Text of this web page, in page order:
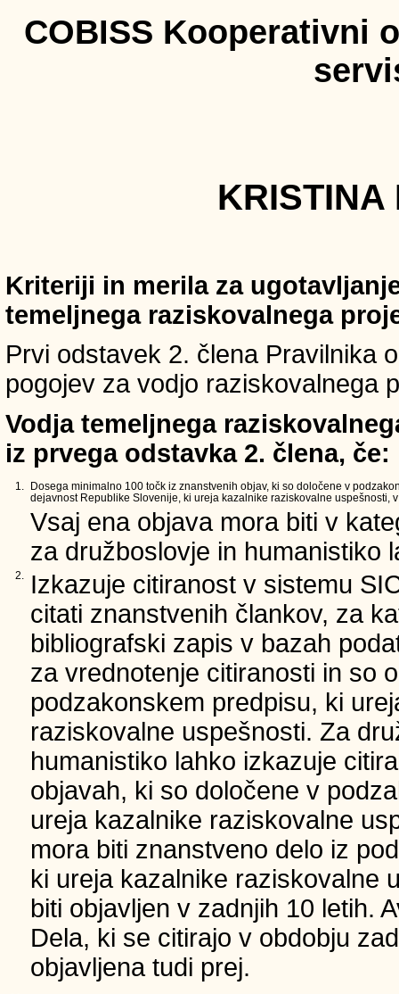
COBISS Kooperativni
KRISTINA
Kriteriji in merila za
temeljnega raziskovalnega
Prvi odstavek 2. člena Pravilnika
pogojev za vodjo raziskovalnega
Vodja temeljnega
iz prvega odstavka 2. člena, če:
1.
Dosega minimalno 100 točk iz znanstvenih objav, ki so določene v
dejavnost Republike Slovenije, ki ureja kazalnike raziskovalne uspešnosti,
Vsaj ena objava mora biti v
za družboslovje in humanistiko
2.
Izkazuje citiranost v sistemu
citati znanstvenih člankov, za
bibliografski zapis v bazah
za vrednotenje citiranosti in so
podzakonskem predpisu, ki
raziskovalne uspešnosti. Za
humanistiko lahko izkazuje
objavah, ki so določene v
ureja kazalnike raziskovalne
mora biti znanstveno delo iz
ki ureja kazalnike raziskovalne
biti objavljen v zadnjih 10 letih.
Dela, ki se citirajo v obdobju
objavljena tudi prej.